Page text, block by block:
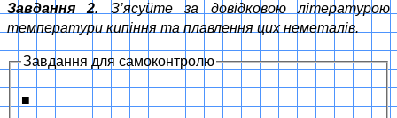
Завдання 2. З’ясуйте за довідковою літературою
температури кипіння та плавлення цих неметалів.
Завдання для самоконтролю
■